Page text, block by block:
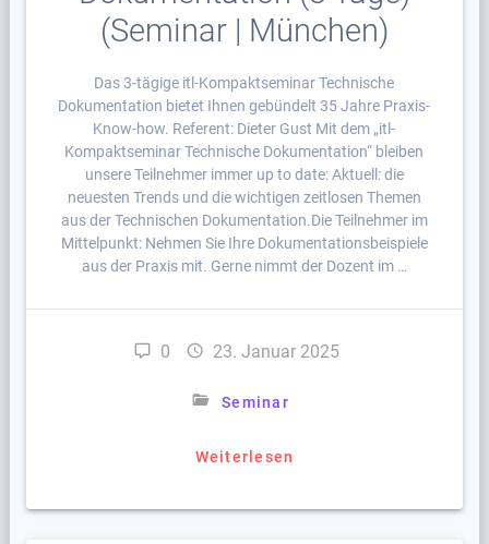
(Seminar | München)
Das 3-tägige itl-Kompaktseminar Technische
Dokumentation bietet Ihnen gebündelt 35 Jahre Praxis-
Know-how. Referent: Dieter Gust Mit dem „itl-
Kompaktseminar Technische Dokumentation“ bleiben
unsere Teilnehmer immer up to date: Aktuell: die
neuesten Trends und die wichtigen zeitlosen Themen
aus der Technischen Dokumentation.Die Teilnehmer im
Mittelpunkt: Nehmen Sie Ihre Dokumentationsbeispiele
aus der Praxis mit. Gerne nimmt der Dozent im …
0 23. Januar 2025
Seminar
Weiterlesen